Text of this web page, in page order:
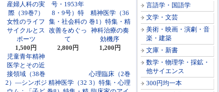
言語学・国語学
文学・文芸
美術・映画・演劇・音
楽・建築
文庫・新書
数学・物理学・採鉱・
他サイエンス
300円均一本
産婦人科の実
際（39巻7）
女性のライフ
サイクルとス
ポーツ
1,500円
号・1953年
8・9号）特
集・社会科の
改善をめぐっ
て
2,800円
精神医学（36
巻1）特集・精
神科治療の奏
効機序
1,200円
児童青年精神
医学とその近
接領域（38巻
2）―シンポジ 精神医学（32
心理臨床（2巻
3）特集・心理